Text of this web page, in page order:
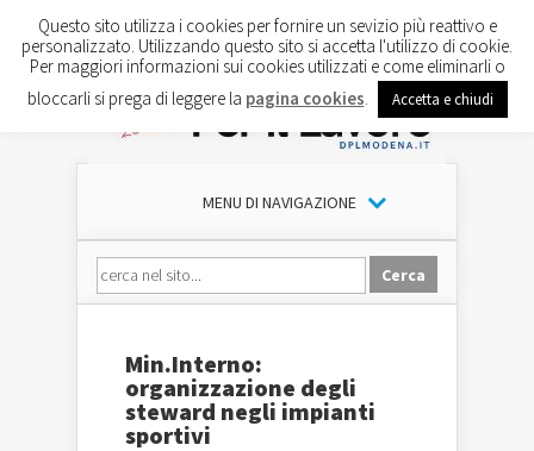
MENU DI NAVIGAZIONE
Min.Interno:
organizzazione degli
steward negli impianti
sportivi
Questo sito utilizza i cookies per fornire un sevizio più reattivo e
personalizzato. Utilizzando questo sito si accetta l'utilizzo di cookie.
Per maggiori informazioni sui cookies utilizzati e come eliminarli o
bloccarli si prega di leggere la pagina cookies Accetta e chiudi